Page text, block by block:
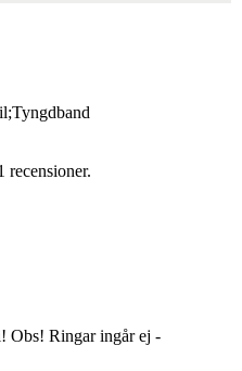
recensioner.
Obs! Ringar ingår ej -